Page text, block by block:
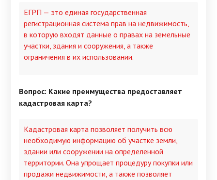
ЕГРП — это единая государственная
регистрационная система прав на недвижимость,
в которую входят данные о правах на земельные
участки, здания и сооружения, а также
ограничения в их использовании.
Вопрос: Какие преимущества предоставляет
кадастровая карта?
Кадастровая карта позволяет получить всю
необходимую информацию об участке земли,
здании или сооружении на определенной
территории. Она упрощает процедуру покупки или
продажи недвижимости, а также позволяет